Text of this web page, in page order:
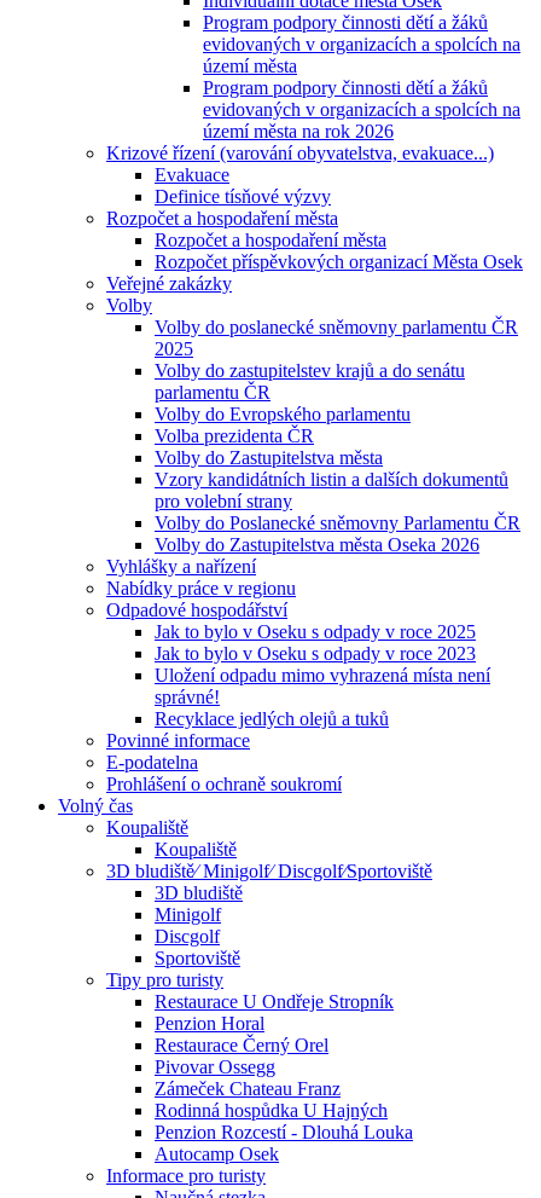
Program podpory činnosti dětí a žáků
evidovaných v organizacích a spolcích na
území města
Program podpory činnosti dětí a žáků
evidovaných v organizacích a spolcích na
území města na rok 2026
Krizové řízení (varování obyvatelstva, evakuace...)
Evakuace
Definice tísňové výzvy
Rozpočet a hospodaření města
Rozpočet a hospodaření města
Rozpočet příspěvkových organizací Města Osek
Veřejné zakázky
Volby
Volby do poslanecké sněmovny parlamentu ČR
2025
Volby do zastupitelstev krajů a do senátu
parlamentu ČR
Volby do Evropského parlamentu
Volba prezidenta ČR
Volby do Zastupitelstva města
Vzory kandidátních listin a dalších dokumentů
pro volební strany
Volby do Poslanecké sněmovny Parlamentu ČR
Volby do Zastupitelstva města Oseka 2026
Vyhlášky a nařízení
Nabídky práce v regionu
Odpadové hospodářství
Jak to bylo v Oseku s odpady v roce 2025
Jak to bylo v Oseku s odpady v roce 2023
Uložení odpadu mimo vyhrazená místa není
správné!
Recyklace jedlých olejů a tuků
Povinné informace
E-podatelna
Prohlášení o ochraně soukromí
Volný čas
Koupaliště
Koupaliště
3D bludiště⁄ Minigolf⁄ Discgolf⁄Sportoviště
3D bludiště
Minigolf
Discgolf
Sportoviště
Tipy pro turisty
Restaurace U Ondřeje Stropník
Penzion Horal
Restaurace Černý Orel
Pivovar Ossegg
Zámeček Chateau Franz
Rodinná hospůdka U Hajných
Penzion Rozcestí - Dlouhá Louka
Autocamp Osek
Informace pro turisty